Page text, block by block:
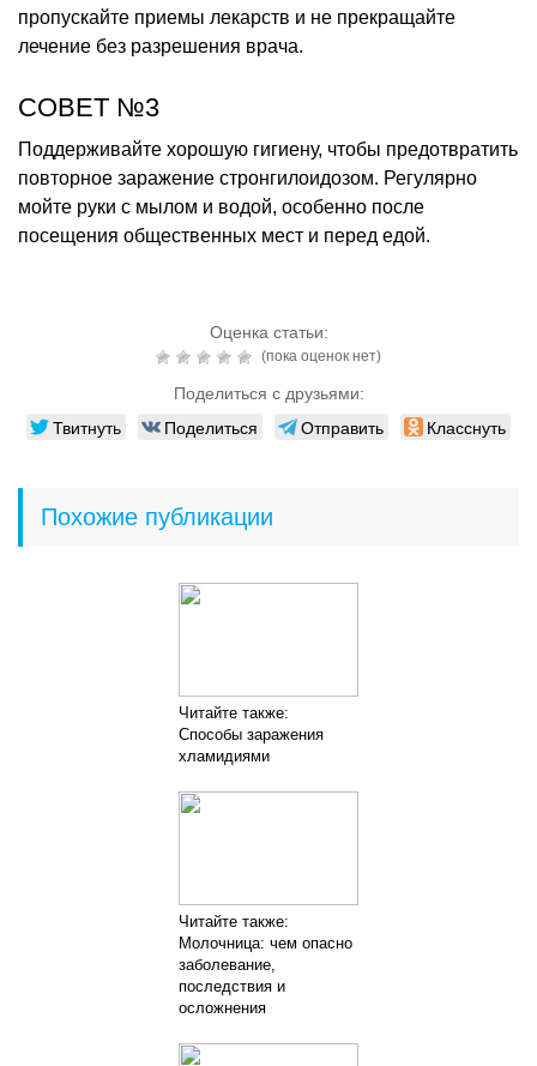
пропускайте приемы лекарств и не прекращайте
лечение без разрешения врача.
СОВЕТ №3
Поддерживайте хорошую гигиену, чтобы предотвратить
повторное заражение стронгилоидозом. Регулярно
мойте руки с мылом и водой, особенно после
посещения общественных мест и перед едой.
Оценка статьи:
(пока оценок нет)
Поделиться с друзьями:
Твитнуть Поделиться Отправить Класснуть
Похожие публикации
Читайте также:
Способы заражения
хламидиями
Читайте также:
Молочница: чем опасно
заболевание,
последствия и
осложнения